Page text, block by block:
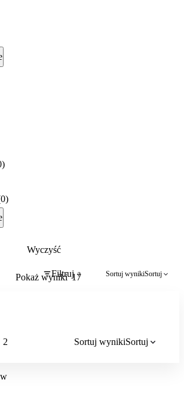
0
Wyczyść
Pokaż wyniki 17
Filtruj 2 Sortuj wynikiSortuj
2 Sortuj wynikiSortuj